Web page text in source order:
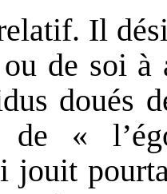
Il
de soi à
doués
de «
jouit